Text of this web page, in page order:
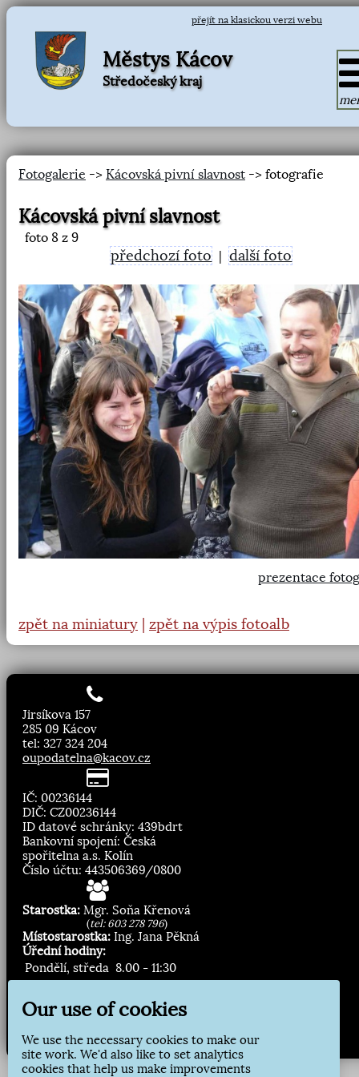
přejít na klasickou verzi webu
Městys Kácov
Středočeský kraj
Fotogalerie -> Kácovská pivní slavnost -> fotografie
Kácovská pivní slavnost
foto 8 z 9
předchozí foto |další foto
prezentace
zpět na miniatury zpět na výpis fotoalb
Jirsíkova 157
285 09 Kácov
tel: 327 324 204
oupodatelna@kacov.cz
IČ: 00236144
DIČ: CZ00236144
ID datové schránky: 439bdrt
Bankovní spojení: Česká
spořitelna a.s. Kolín
Číslo účtu: 443506369/0800
Starostka: Mgr. Soňa Křenová
(tel: 603 278 796)
Místostarostka: Ing. Jana Pěkná
Úřední hodiny:
Pondělí, středa 8.00 - 11:30
Přihlásit odběr
Our use of cookies
We use the necessary cookies to make our
site work. We'd also like to set analytics
cookies that help us make improvements